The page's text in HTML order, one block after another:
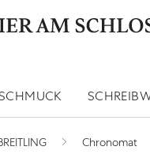
Chronomat